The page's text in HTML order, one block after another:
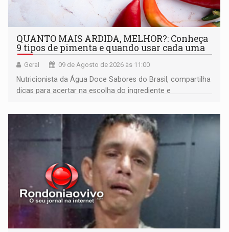
QUANTO MAIS ARDIDA, MELHOR?: Conheça
9 tipos de pimenta e quando usar cada uma
Geral 09 de Agosto de 2026 às 11:00
Nutricionista da Água Doce Sabores do Brasil, compartilha
dicas para acertar na escolha do ingrediente e